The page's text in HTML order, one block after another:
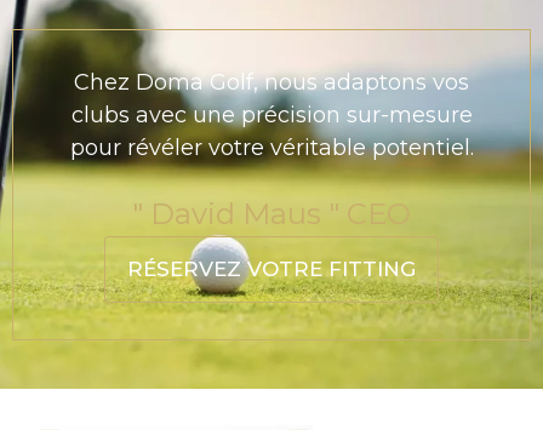
Chez Doma Golf, nous adaptons vos
clubs avec une précision sur-mesure
pour révéler votre véritable potentiel.
" David Maus " CEO
RÉSERVEZ VOTRE FITTING